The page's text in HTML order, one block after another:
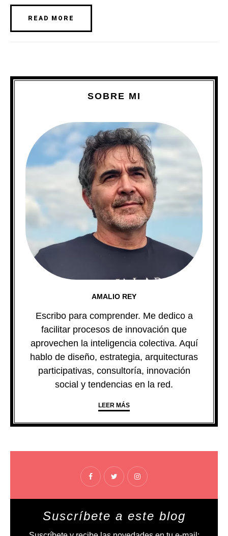
READ MORE
SOBRE MI
AMALIO REY
Escribo para comprender. Me dedico a
facilitar procesos de innovación que
aprovechen la inteligencia colectiva. Aquí
hablo de diseño, estrategia, arquitecturas
participativas, consultoría, innovación
social y tendencias en la red.
LEER MÁS
Suscríbete a este blog